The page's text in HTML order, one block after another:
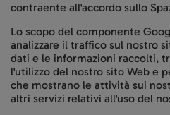
contraente all'accordo sullo
Lo scopo del componente
analizzare il traffico sul nostro
dati e le informazioni raccolti,
l'utilizzo del nostro sito Web e
che mostrano le attività sui
altri servizi relativi all'uso del